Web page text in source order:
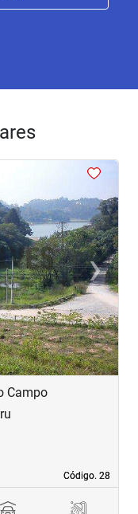
›Next
Campo
Código. 28
Código. 28